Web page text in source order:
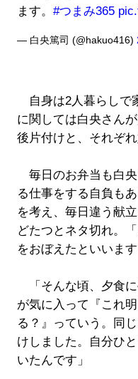
ます。 #つまみ365
— 白央篤司 (@hakuo416)
自身は2人暮らしで
に関しては白央さん
後片付けと、それぞ
毎日のお弁当も白
る仕事をする自負も
を考え、毎日違う献
どたつとネタ切れ。
をおぼえたといいます
「そんな頃、夕食
が気に入って『これ
る？』っていう。同
けしました。自分ひ
いたんです」